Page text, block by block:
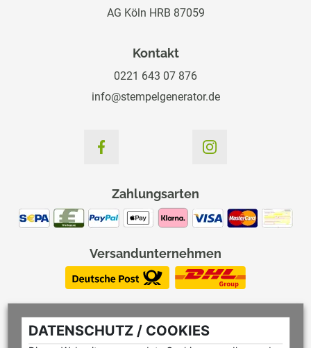
DATENSCHUTZ / COOKIES
AG Köln HRB 87059
Kontakt
0221 643 07 876
info@stempelgenerator.de
Zahlungsarten
Versandunternehmen